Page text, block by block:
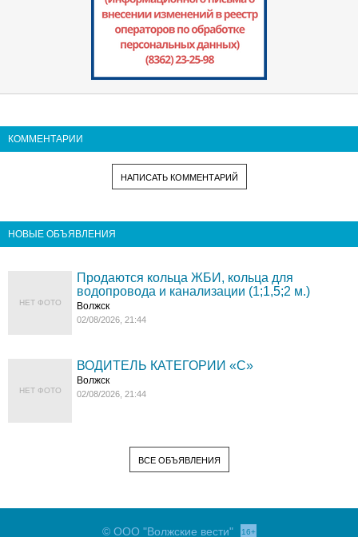
КОММЕНТАРИИ
НАПИСАТЬ КОММЕНТАРИЙ
НОВЫЕ ОБЪЯВЛЕНИЯ
НЕТ ФОТО
Продаются кольца ЖБИ, кольца для
водопровода и канализации (1;1,5;2 м.)
Волжск
02/08/2026, 21:44
НЕТ ФОТО
ВОДИТЕЛЬ КАТЕГОРИИ «C»
Волжск
02/08/2026, 21:44
ВСЕ ОБЪЯВЛЕНИЯ
© ООО "Волжские вести" 16+